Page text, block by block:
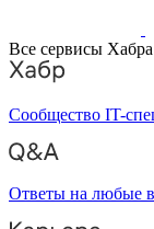
Все сервисы Хабра
Сообщество IT-
Ответы на любые